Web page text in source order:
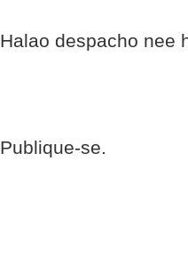
Halao despacho nee
Publique-se.